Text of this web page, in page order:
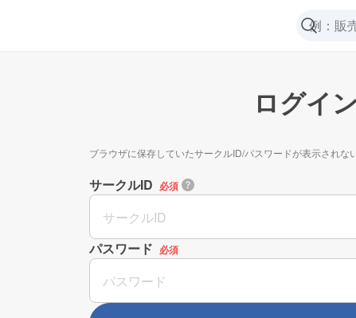
ログイン
ブラウザに保存していたサークルID/パスワードが表示されな
サークルID 必須
パスワード 必須